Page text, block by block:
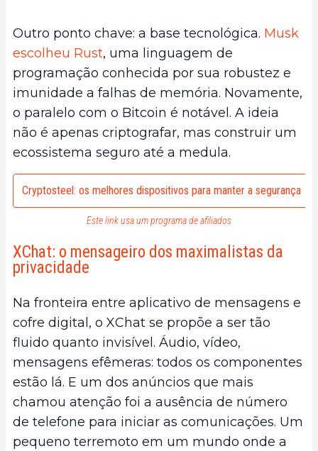
Outro ponto chave: a base tecnológica. Musk
escolheu Rust, uma linguagem de
programação conhecida por sua robustez e
imunidade a falhas de memória. Novamente,
o paralelo com o Bitcoin é notável. A ideia
não é apenas criptografar, mas construir um
ecossistema seguro até a medula.
Cryptosteel: os melhores dispositivos para manter a segurança
Este link usa um programa de afiliados
XChat: o mensageiro dos maximalistas da
privacidade
Na fronteira entre aplicativo de mensagens e
cofre digital, o XChat se propõe a ser tão
fluido quanto invisível. Áudio, vídeo,
mensagens efêmeras: todos os componentes
estão lá. E um dos anúncios que mais
chamou atenção foi a ausência de número
de telefone para iniciar as comunicações. Um
pequeno terremoto em um mundo onde a